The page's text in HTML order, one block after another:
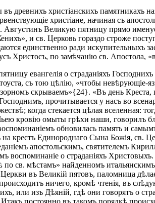
древнихъ христіанскихъ памятникахъ
христіане, начиная съ
Великую пятницу прямо
и св. Церковь гораздо строже
единственно ради искупительныхъ
Христосъ, по замѣчанію св. Апостола,
евангелія о страданіяхъ
съ тою цѣлію, «чтобы
скрываемъ»{24}. «Въ день
Господнимъ, прочитывается у насъ во
когда стекается цѣлая вселенная:
кровію омыты грѣхи наши, говорилъ
обновилась память и
крестъ Единороднаго Сына Божія, св.
апостольскимъ, святителемъ
воспоминаніе о страданіяхъ
по св. мѣстамъ» найденномъ
Церкви въ Великій пятовъ, паломница
ничего, кромѣ чтенія, въ
или изъ Дѣяній, гдѣ они говорятъ о
Итакъ постоянно въ такомъ порядкѣ